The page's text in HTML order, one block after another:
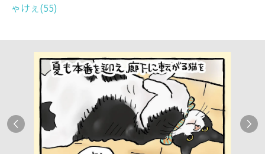
ゃけぇ(55)